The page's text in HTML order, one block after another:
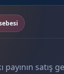
payının satış